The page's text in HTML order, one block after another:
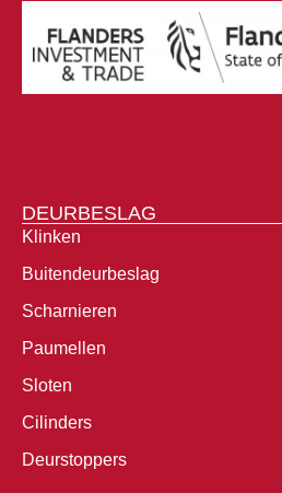
DEURBESLAG
Klinken
Buitendeurbeslag
Scharnieren
Paumellen
Sloten
Cilinders
Deurstoppers